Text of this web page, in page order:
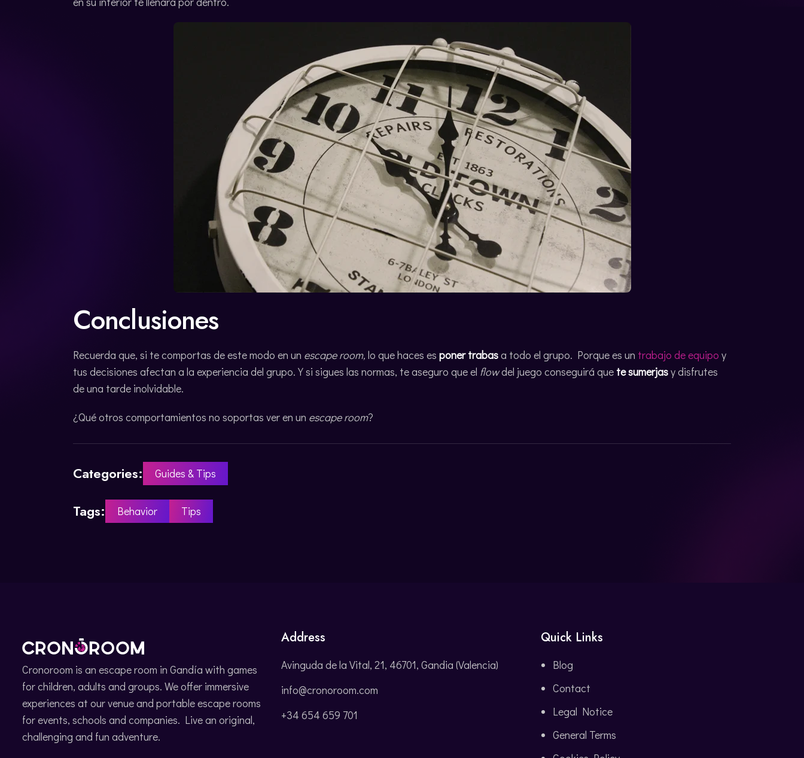
Conclusiones
Recuerda que, si te comportas de este modo en un escape room, lo que haces es poner trabasa todo el grupo. Porque es un trabajo de equipo y
tus decisiones afectan a la experiencia del grupo. Y si sigues las normas, te aseguro que el flowdel juego conseguirá que te sumerjasy disfrutes
de una tarde inolvidable.
¿Qué otros comportamientos no soportas ver en un escape room?
Categories: Guides & Tips
Tags: Behavior Tips
Cronoroom is an escape room in Gandía with games
for children, adults and groups. We offer immersive
experiences at our venue and portable escape rooms
for events, schools and companies. Live an original,
challenging and fun adventure.
Address
Avinguda de la Vital, 21, 46701, Gandia (Valencia)
info@cronoroom.com
+34 654 659 701
Quick Links
Blog
Contact
Legal Notice
General Terms